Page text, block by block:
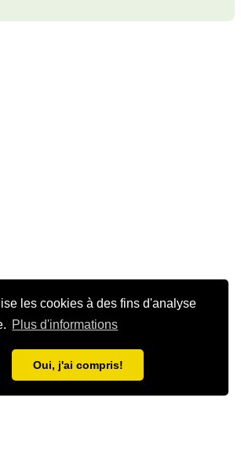
les cookies à des fins d'analyse
Plus d'informations
Oui, j'ai compris!